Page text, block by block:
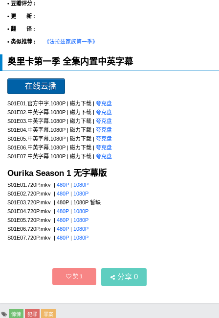
• 豆瓣评分 :
• 更 新 :
• 翻 译 :
• 类似推荐 : 《法拉兹家族第一季》
奥里卡第一季 全集内置中英字幕
在线云播
S01E01.官方中字.1080P | 磁力下载 | 夸克盘
S01E02.中英字幕.1080P | 磁力下载 | 夸克盘
S01E03.中英字幕.1080P | 磁力下载 | 夸克盘
S01E04.中英字幕.1080P | 磁力下载 | 夸克盘
S01E05.中英字幕.1080P | 磁力下载 | 夸克盘
S01E06.中英字幕.1080P | 磁力下载 | 夸克盘
S01E07.中英字幕.1080P | 磁力下载 | 夸克盘
Ourika Season 1 无字幕版
S01E01.720P.mkv | 480P | 1080P
S01E02.720P.mkv | 480P | 1080P
S01E03.720P.mkv | 480P | 1080P 暂缺
S01E04.720P.mkv | 480P | 1080P
S01E05.720P.mkv | 480P | 1080P
S01E06.720P.mkv | 480P | 1080P
S01E07.720P.mkv | 480P | 1080P
赞1 分享 0
惊悚 犯罪 罪案